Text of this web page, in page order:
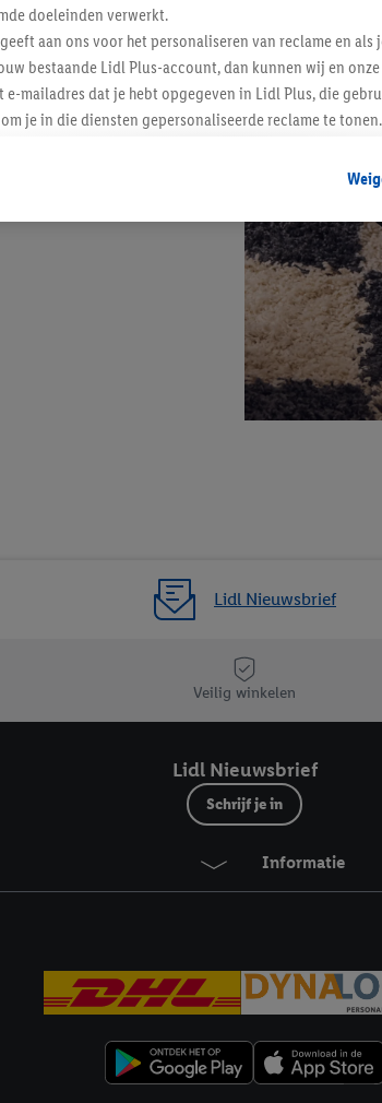
Lidl Nieuwsbrief
Veilig winkelen
Lidl Nieuwsbrief
Schrijf je in
Informatie
doeleinden verwerkt.
aan ons voor het personaliseren van reclame en
bestaande Lidl Plus-account, dan kunnen wij en
mailadres dat je hebt opgegeven in Lidl Plus, die
je in die diensten gepersonaliseerde reclame te
geeft, dan kunnen retargeting advertenties worden
(bijvoorbeeld door het product in een
De retargeting advertenties kunnen op verschillende
als verschillende eindapparaten en Lidl-
andere identifiers of met identifiers waarover Criteo
je aangeven met welke cookies en vergelijkbare
je instemt. Verder kan je er meer informatie vinden over
kies je voor de optie dat er enkel technisch